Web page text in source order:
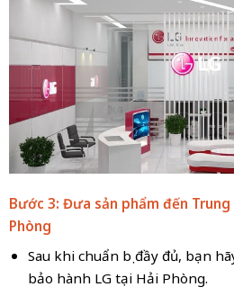
Bước 3: Đưa sản phẩm đến
Phòng
Sau khi chuẩn bị đầy đủ, bạn
bảo hành LG tại Hải Phòng.